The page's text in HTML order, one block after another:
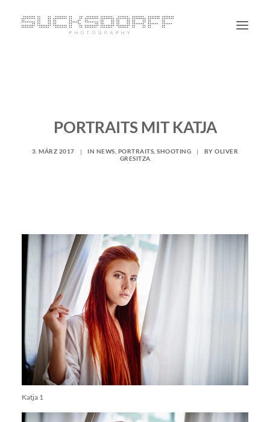
CONTACT
PORTRAITS MIT KATJA
3. MÄRZ 2017 | IN NEWS PORTRAITS ,SHOOTING | BYOLIVER
GRESITZA
Katja 1